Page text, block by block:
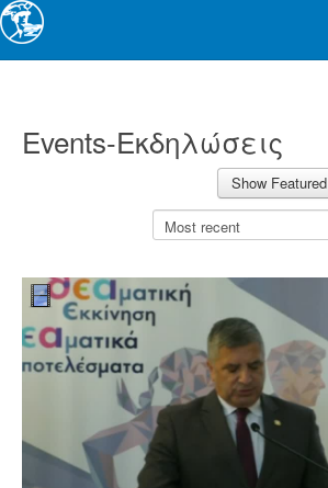
Events-Εκδηλώσεις
Show Featured